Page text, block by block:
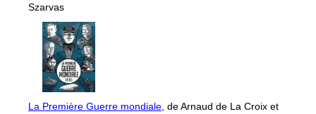
Szarvas
La Première Guerre mondiale , de Arnaud de La Croix et